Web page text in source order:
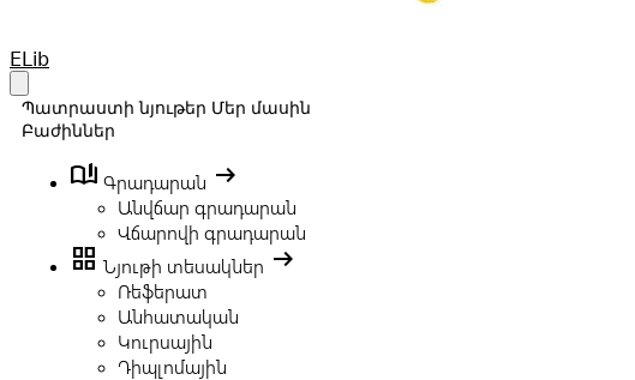
Your Company
ELib
Պատրաստի նյութեր Մեր մասին
Բաժիններ
book_ribbon Գրադարան arrow_right_alt
Անվճար գրադարան
Վճարովի գրադարան
grid_view Նյութի տեսակներ arrow_right_alt
Ռեֆերատ
Անհատական
Կուրսային
Դիպլոմային